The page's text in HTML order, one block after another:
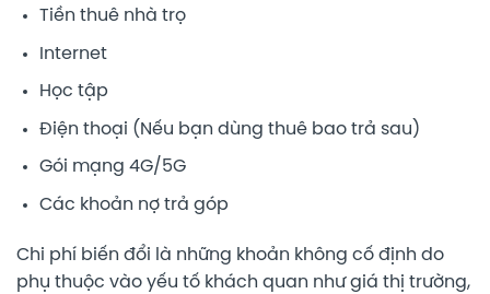
Tiền thuê nhà trọ
Internet
Học tập
Điện thoại (Nếu bạn dùng thuê bao trả sau)
Gói mạng 4G/5G
Các khoản nợ trả góp
Chi phí biến đổi là những khoản không cố định do
phụ thuộc vào yếu tố khách quan như giá thị trường,